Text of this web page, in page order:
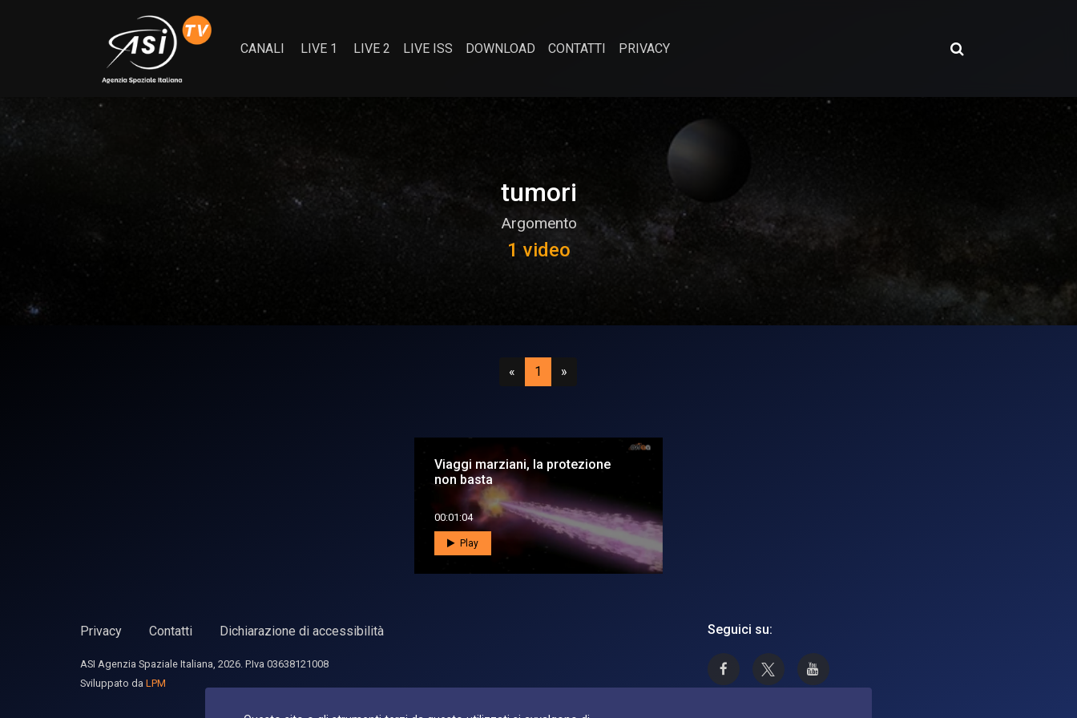
CANALI LIVE 1 LIVE 2 LIVE ISS DOWNLOAD CONTATTI PRIVACY
tumori
Argomento
1 video
« Precedente
1 (attuale)
»
Viaggi marziani, la protezione
non basta
00:01:04
Play
Privacy Contatti Dichiarazione di accessibilità
ASI Agenzia Spaziale Italiana, 2026. P.Iva 03638121008
Sviluppato da LPM
Seguici su:
Asi su Facebook
Asi su X Canale Asi su YouTube